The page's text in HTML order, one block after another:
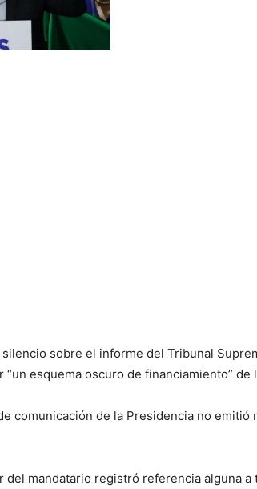
sobre el informe del Tribunal
“un esquema oscuro de financiamiento”
comunicación de la Presidencia no
del mandatario registró referencia alguna a